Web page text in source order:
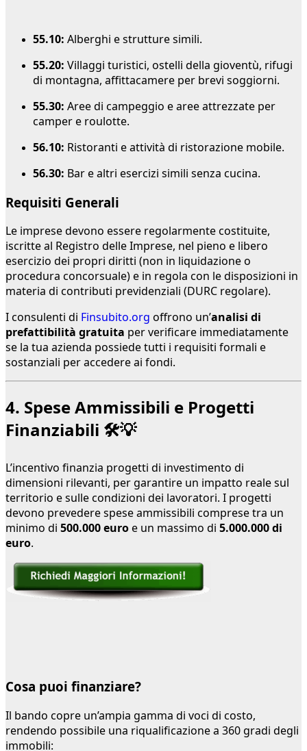
55.10: Alberghi e strutture simili.
55.20: Villaggi turistici, ostelli della gioventù, rifugi
di montagna, affittacamere per brevi soggiorni.
55.30: Aree di campeggio e aree attrezzate per
camper e roulotte.
56.10: Ristoranti e attività di ristorazione mobile.
56.30: Bar e altri esercizi simili senza cucina.
Requisiti Generali
Le imprese devono essere regolarmente costituite,
iscritte al Registro delle Imprese, nel pieno e libero
esercizio dei propri diritti (non in liquidazione o
procedura concorsuale) e in regola con le disposizioni in
materia di contributi previdenziali (DURC regolare).
I consulenti di Finsubito.org offrono un’analisi di
prefattibilità gratuita per verificare immediatamente
se la tua azienda possiede tutti i requisiti formali e
sostanziali per accedere ai fondi.
4. Spese Ammissibili e Progetti
Finanziabili 🛠️💡
L’incentivo finanzia progetti di investimento di
dimensioni rilevanti, per garantire un impatto reale sul
territorio e sulle condizioni dei lavoratori. I progetti
devono prevedere spese ammissibili comprese tra un
minimo di 500.000 euroe un massimo di 5.000.000 di
euro.
Cosa puoi finanziare?
Il bando copre un’ampia gamma di voci di costo,
rendendo possibile una riqualificazione a 360 gradi degli
immobili: